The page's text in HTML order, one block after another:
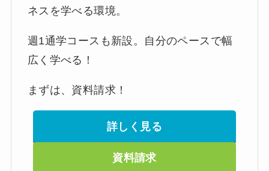
ネスを学べる環境。
週1通学コースも新設。自分のペースで幅
広く学べる！
まずは、資料請求！
詳しく見る
資料請求